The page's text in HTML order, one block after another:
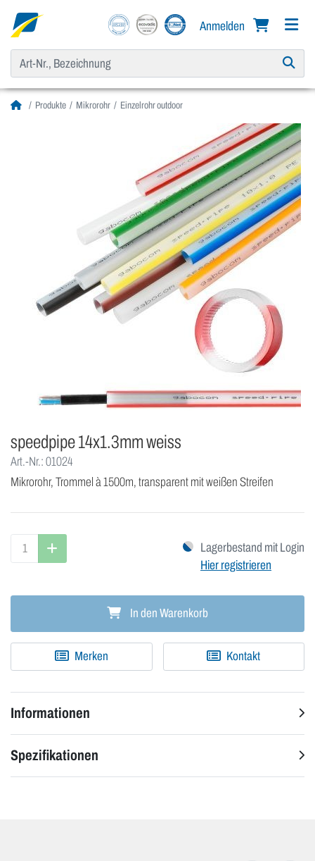
Anmelden
Produkte Mikrorohr Einzelrohr outdoor
speedpipe 14x1.3mm weiss
Art.-Nr.: 01024
Mikrorohr, Trommel à 1500m, transparent mit weißen Streifen
Lagerbestand mit Login
Hier registrieren
In den Warenkorb
Merken Kontakt
Informationen
Spezifikationen